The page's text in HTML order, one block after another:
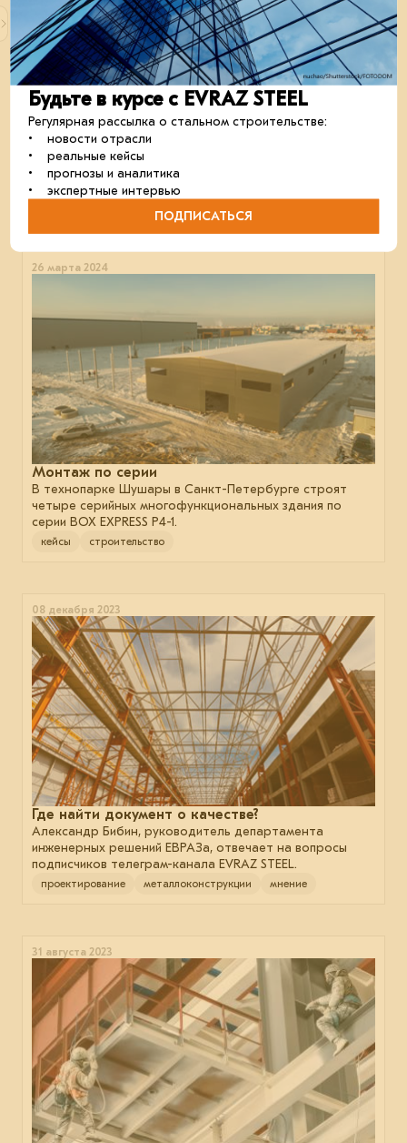
Строительство цеха для автопрома
Evraz Steel Building помогает строить новый цех для
автопрома в Нижнем Новгороде.
металлоконструкции строительство
26 марта 2024
Монтаж по серии
В технопарке Шушары в Санкт-Петербурге строят
четыре серийных многофункциональных здания по
серии BOX EXPRESS P4-1.
кейсы строительство
08 декабря 2023
Где найти документ о качестве?
Александр Бибин, руководитель департамента
инженерных решений ЕВРАЗа, отвечает на вопросы
подписчиков телеграм-канала EVRAZ STEEL.
проектирование металлоконструкции мнение
31 августа 2023
Будьте в курсе с EVRAZ STEEL
Регулярная рассылка о стальном строительстве:
• новости отрасли
• реальные кейсы
• прогнозы и аналитика
• экспертные интервью
ПОДПИСАТЬСЯ